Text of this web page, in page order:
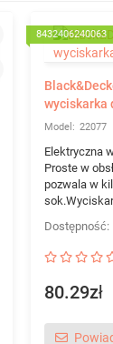
8432406240063
wyciskarka
22077
Elektryczna
Proste w
pozwala w
80.29zł